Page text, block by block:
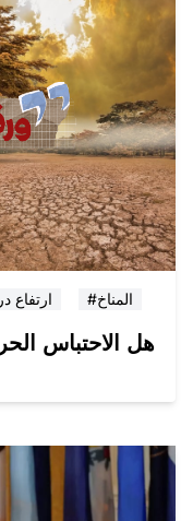
#ارتفاع #المناخ
هل الاحتباس